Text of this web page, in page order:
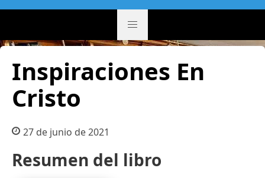
Inspiraciones En
Cristo
27 de junio de 2021
Resumen del libro